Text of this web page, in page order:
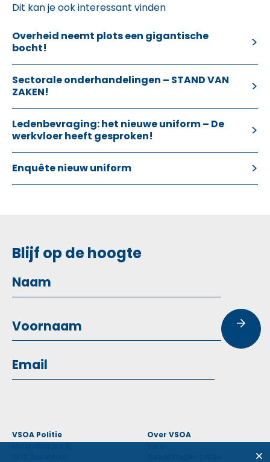
Dit kan je ook interessant vinden
Overheid neemt plots een gigantische
bocht!
Sectorale onderhandelingen – STAND VAN
ZAKEN!
Ledenbevraging: het nieuwe uniform – De
werkvloer heeft gesproken!
Enquête nieuw uniform
Blijf op de hoogte
VSOA Politie
Over VSOA